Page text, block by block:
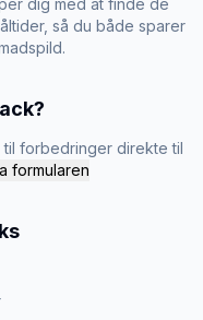
så du både sparer
forbedringer direkte til
formularen